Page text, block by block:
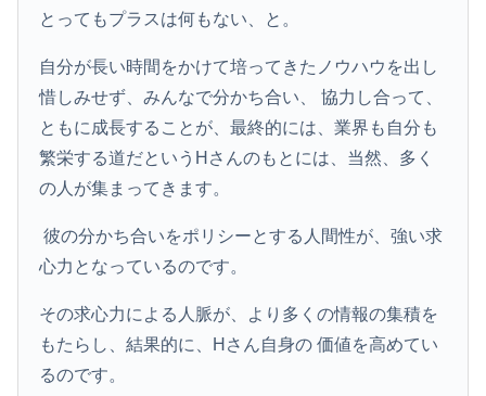
とってもプラスは何もない、と。
自分が長い時間をかけて培ってきたノウハウを出し
惜しみせず、みんなで分かち合い、 協力し合って、
ともに成長することが、最終的には、業界も自分も
繁栄する道だというHさんのもとには、当然、多く
の人が集まってきます。
彼の分かち合いをポリシーとする人間性が、強い求
心力となっているのです。
その求心力による人脈が、より多くの情報の集積を
もたらし、結果的に、Hさん自身の 価値を高めてい
るのです。